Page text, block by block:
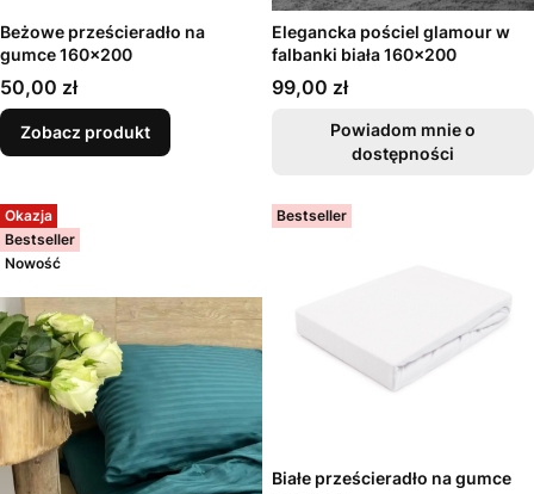
Beżowe prześcieradło na
gumce 160x200
Cena
50,00 zł
Zobacz produkt
Elegancka pościel glamour w
falbanki biała 160x200
Cena
99,00 zł
Powiadom mnie o
dostępności
Okazja
Bestseller
Nowość
Bestseller
Białe prześcieradło na gumce